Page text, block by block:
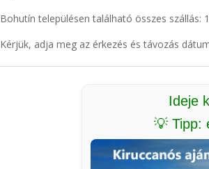
Bohutín településen található összes szállás:
Kérjük, adja meg az érkezés és távozás
Ideje
💡 Tipp: